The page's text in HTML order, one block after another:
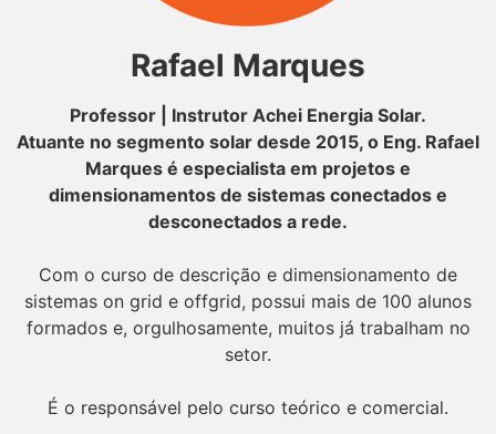
Rafael Marques
Professor | Instrutor Achei Energia Solar.
Atuante no segmento solar desde 2015, o Eng. Rafael
Marques é especialista em projetos e
dimensionamentos de sistemas conectados e
desconectados a rede.
Com o curso de descrição e dimensionamento de
sistemas on grid e offgrid, possui mais de 100 alunos
formados e, orgulhosamente, muitos já trabalham no
setor.
É o responsável pelo curso teórico e comercial.